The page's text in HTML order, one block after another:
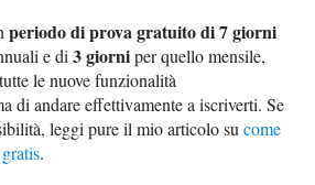
periodo di prova gratuito di 7 giorni
e di3 giorniper quello mensile,
le nuove funzionalità
di andare effettivamente a iscriverti. Se
leggi pure il mio articolo sucome
.